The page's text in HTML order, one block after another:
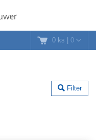
0 ks | 0
Filter